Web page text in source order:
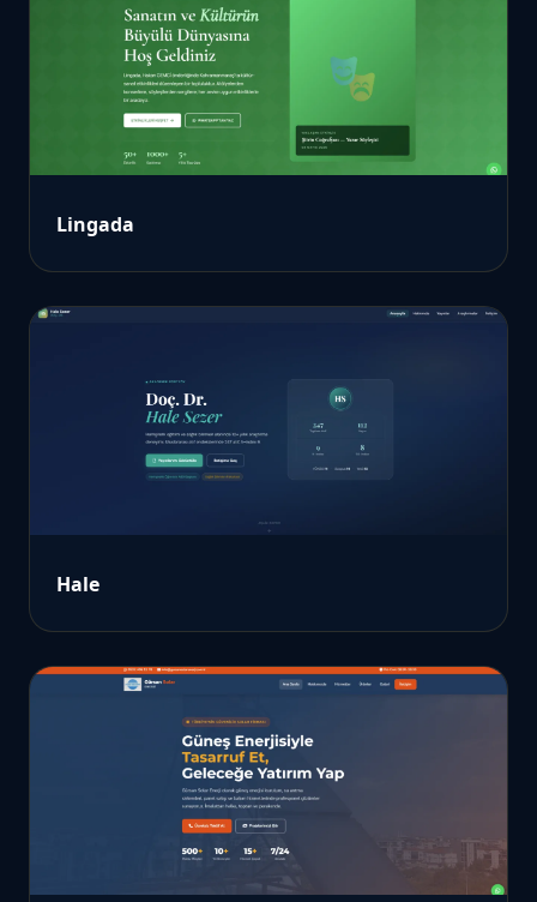
Lingada
Hale